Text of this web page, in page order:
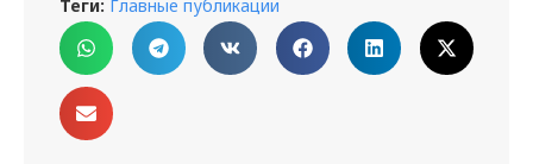
Теги: Главные публикации